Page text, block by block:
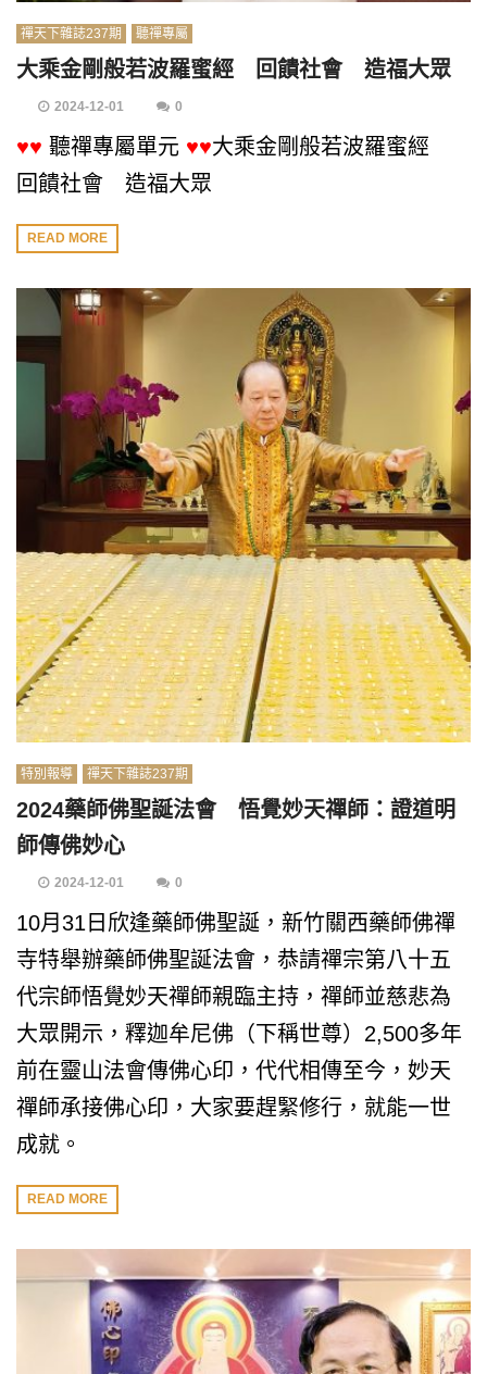
禪天下雜誌237期 聽禪專屬
大乘金剛般若波羅蜜經 回饋社會 造福大眾
2024-12-01 0
♥♥ 聽禪專屬單元 ♥♥大乘金剛般若波羅蜜經
回饋社會 造福大眾
READ MORE
特別報導 禪天下雜誌237期
2024藥師佛聖誕法會 悟覺妙天禪師：證道明
師傳佛妙心
2024-12-01 0
10月31日欣逢藥師佛聖誕，新竹關西藥師佛禪
寺特舉辦藥師佛聖誕法會，恭請禪宗第八十五
代宗師悟覺妙天禪師親臨主持，禪師並慈悲為
大眾開示，釋迦牟尼佛（下稱世尊）2,500多年
前在靈山法會傳佛心印，代代相傳至今，妙天
禪師承接佛心印，大家要趕緊修行，就能一世
成就。
READ MORE